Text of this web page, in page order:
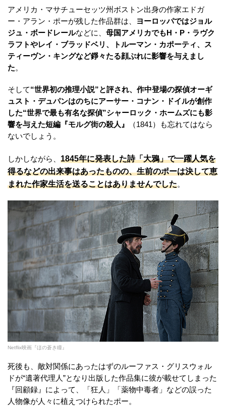
アメリカ・マサチューセッツ州ボストン出身の作家エドガ
ー・アラン・ポーが残した作品群は、
ヨーロッパではジョル
ジュ・ボードレールなどに、 母国アメリカでもH・P・ラヴク
ラフトやレイ・ブラッドベリ、トルーマン・カポーティ、ス
ティーヴン・キングなど錚々たる顔ぶれに影響を与えまし
た。
そして“世界初の推理小説”と評され、作中登場の探偵オーギ
ュスト・デュパンはのちにアーサー・コナン・ドイルが創作
した“世界で最も有名な探偵”シャーロック・ホームズにも影
響を与えた短編『モルグ街の殺人』
（1841）も忘れてはなら
ないでしょう。
しかしながら、 1845年に発表した詩「大鴉」で一躍人気を
得るなどの出来事はあったものの、生前のポーは決して恵
まれた作家生活を送ることはありませんでした。
Netflix映画『ほの蒼き瞳』
死後も、敵対関係にあったはずのルーファス・グリスウォル
ドが“遺著代理人”となり出版した作品集に彼が載せてしまった
『回顧録』によって、「狂人」「薬物中毒者」などの誤った
人物像が人々に植えつけられたポー。